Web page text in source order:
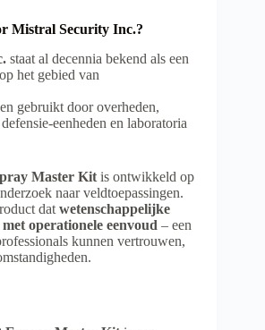
Mistral Security Inc.?
staat al decennia bekend als een
het gebied van
gebruikt door overheden,
eenheden en laboratoria
Master Kit is ontwikkeld op
naar veldtoepassingen.
dat wetenschappelijke
operationele eenvoud – een
kunnen vertrouwen,